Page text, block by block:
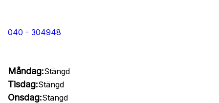
040 - 304948
Måndag:Stängd
Tisdag:Stängd
Onsdag:Stängd